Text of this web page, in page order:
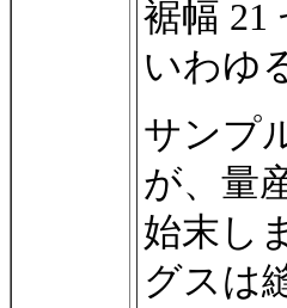
裾幅 21
いわゆ
サンプ
が、量
始末し
グスは